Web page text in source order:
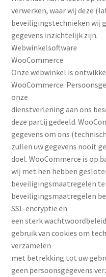
verwerken, waar wij deze
beveiligingstechnieken wij
gegevens inzichtelijk zijn.
Webwinkelsoftware
WooCommerce
Onze webwinkel is
WooCommerce.
onze
dienstverlening aan ons
deze partij gedeeld.
gegevens om ons
zullen uw gegevens nooit
doel. WooCommerce is op
wij met hen hebben
beveiligingsmaatregelen te
beveiligingsmaatregelen
SSL-encryptie en
een sterk
gebruik van cookies om
verzamelen
met betrekking tot uw
geen persoonsgegevens